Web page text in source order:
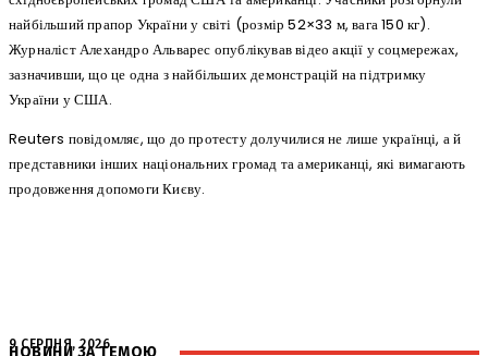
найбільший прапор України у світі (розмір 52×33 м, вага 150 кг).
Журналіст Алехандро Альварес опублікував відео акції у соцмережах,
зазначивши, що це одна з найбільших демонстрацій на підтримку
України у США.
Reuters повідомляє, що до протесту долучилися не лише українці, а й
представники інших національних громад та американці, які вимагають
продовження допомоги Києву.
9 СЕРПНЯ, 2026